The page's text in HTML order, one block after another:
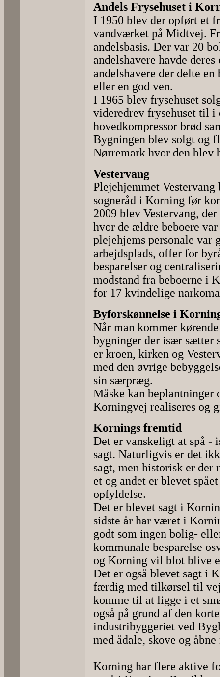
Andels Frysehuset i
I 1950 blev der opført et
vandværket på Midtvej.
andelsbasis. Der var 20
andelshavere havde
andelshavere der delte en
eller en god ven.
I 1965 blev frysehuset
videredrev frysehuset til i
hovedkompressor brød
Bygningen blev solgt og
Nørremark hvor den blev
Vestervang
Plejehjemmet
sogneråd i Korning før
2009 blev Vestervang,
hvor de ældre beboere
plejehjems personale var
arbejdsplads, offer for
besparelser og
modstand fra beboerne i
for 17 kvindelige
Byforskønnelse i
Når man kommer
bygninger der især sætter
er kroen, kirken og
med den øvrige
sin særpræg.
Måske kan beplantninger
Korningvej realiseres og
Kornings fremtid
Det er vanskeligt at spå -
sagt. Naturligvis er det
sagt, men historisk er der
et og andet er blevet
opfyldelse.
Det er blevet sagt i
sidste år har været i
godt som ingen bolig-
kommunale besparelse
og Korning vil blot blive
Det er også blevet sagt i
færdig med tilkørsel til
komme til at ligge i et
også på grund af den
industribyggeriet ved
med ådale, skove og
Korning har flere aktive